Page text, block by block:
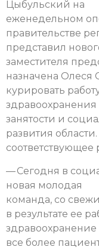
Цыбульский на
еженедельном
правительстве
представил
заместителя
назначена Олеся
курировать
здравоохранения
занятости и
развития
— Сегодня в
новая молодая
команда, со
в результате ее
здравоохранение
все более